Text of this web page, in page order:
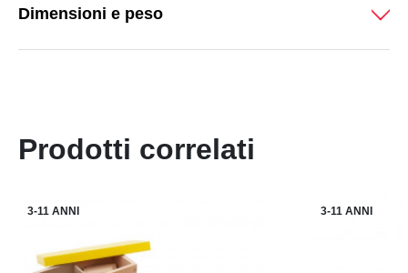
Dimensioni e peso
Prodotti correlati
3-11 ANNI 3-11 ANNI